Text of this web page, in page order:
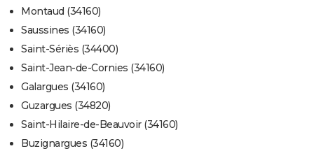
Montaud (34160)
Saussines (34160)
Saint-Sériès (34400)
Saint-Jean-de-Cornies (34160)
Galargues (34160)
Guzargues (34820)
Saint-Hilaire-de-Beauvoir (34160)
Buzignargues (34160)